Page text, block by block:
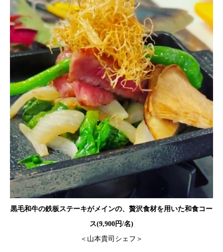
黒毛和牛の鉄板ステーキがメインの、贅沢食材を用いた和食コー
ス(9,900円/名)
＜山本貴司シェフ＞